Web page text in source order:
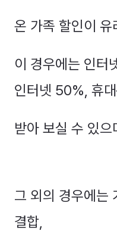
온 가족 할인이 유
이 경우에는 인터
인터넷 50%, 휴
받아 보실 수 있으
그 외의 경우에는
결합,